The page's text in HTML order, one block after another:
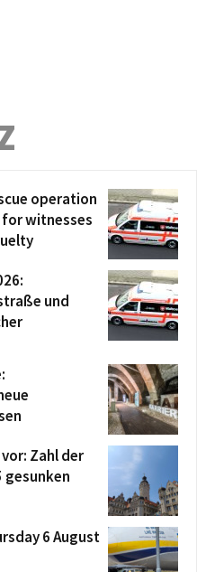
operation
witnesses
und
Zahl der
gesunken
6 August